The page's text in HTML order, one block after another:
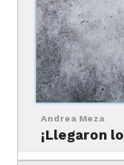
los regalos
este limpio y
abundan los
plaza
y Museo
Andrea Meza
¡Llegaron